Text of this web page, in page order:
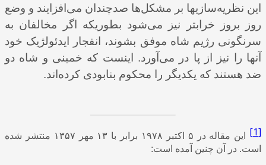
این نظریه‌‌سازیها بر مشکل‌ها صدچندان می‌افزایند و وضع
روز بروز خرابتر نیز می‌شود بطوریکه اگر مخالفان به
سرنگونی رژیم شاه موفق بشوند، انفجار ایدئولژیک خود
آنها را نیز از پا در می‌آورد. اینست که خمینی و شاه دو
ضد هستند که یکدیگر را محکوم بنابودی کرده‌اند.
[1]
این مقاله در ۵ اکتبر ۱۹۷۸ برابر با ۱۳ مهر ۱۳۵۷ منتشر شده
است. در آن چنین آمده است: